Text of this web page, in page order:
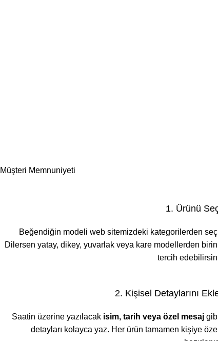
Müşteri Memnuniyeti
1. Ürünü
Beğendiğin modeli web sitemizdeki kategorilerden
Dilersen yatay, dikey, yuvarlak veya kare modellerden
tercih
2. Kişisel Detaylarını
Saatin üzerine yazılacak isim, tarih veya özel mesaj
detayları kolayca yaz. Her ürün tamamen kişiye özel